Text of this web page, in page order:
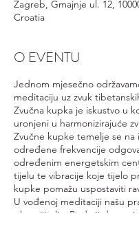
Zagreb, Gmajnje ul. 12,
Croatia
O EVENTU
Jednom mjesečno
meditaciju uz zvuk
Zvučna kupka je iskustvo u
uronjeni u harmonizirajuće
Zvučne kupke temelje se na
određene frekvencije
određenim energetskim
tijelu te vibracije koje tijelo
kupke pomažu uspostaviti
U vođenoj meditaciji našu
glas učitelja. Budući da um